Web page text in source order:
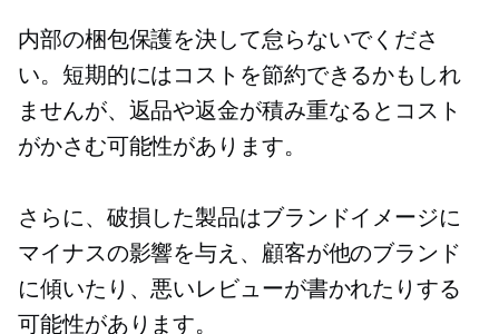
内部の梱包保護を決して怠らないでくださ
い。短期的にはコストを節約できるかもしれ
ませんが、返品や返金が積み重なるとコスト
がかさむ可能性があります。
さらに、破損した製品はブランドイメージに
マイナスの影響を与え、顧客が他のブランド
に傾いたり、悪いレビューが書かれたりする
可能性があります。